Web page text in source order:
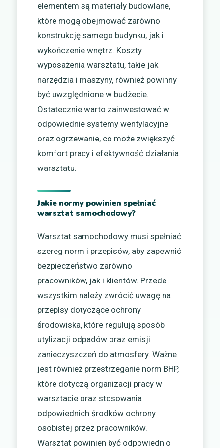
elementem są materiały budowlane,
które mogą obejmować zarówno
konstrukcję samego budynku, jak i
wykończenie wnętrz. Koszty
wyposażenia warsztatu, takie jak
narzędzia i maszyny, również powinny
być uwzględnione w budżecie.
Ostatecznie warto zainwestować w
odpowiednie systemy wentylacyjne
oraz ogrzewanie, co może zwiększyć
komfort pracy i efektywność działania
warsztatu.
Jakie normy powinien spełniać
warsztat samochodowy?
Warsztat samochodowy musi spełniać
szereg norm i przepisów, aby zapewnić
bezpieczeństwo zarówno
pracowników, jak i klientów. Przede
wszystkim należy zwrócić uwagę na
przepisy dotyczące ochrony
środowiska, które regulują sposób
utylizacji odpadów oraz emisji
zanieczyszczeń do atmosfery. Ważne
jest również przestrzeganie norm BHP,
które dotyczą organizacji pracy w
warsztacie oraz stosowania
odpowiednich środków ochrony
osobistej przez pracowników.
Warsztat powinien być odpowiednio